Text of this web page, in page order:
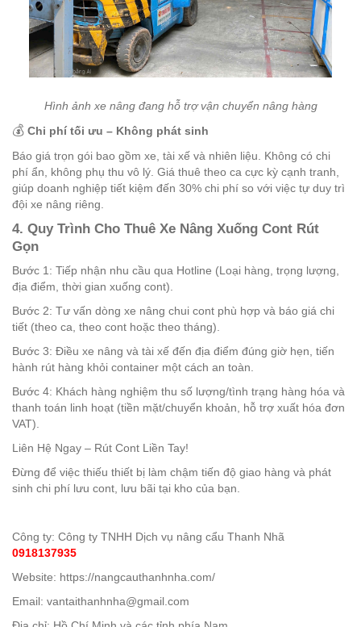
Hình ảnh xe nâng đang hỗ trợ vận chuyển nâng hàng
💰 Chi phí tối ưu – Không phát sinh
Báo giá trọn gói bao gồm xe, tài xế và nhiên liệu. Không có chi
phí ẩn, không phụ thu vô lý. Giá thuê theo ca cực kỳ cạnh tranh,
giúp doanh nghiệp tiết kiệm đến 30% chi phí so với việc tự duy trì
đội xe nâng riêng.
4. Quy Trình Cho Thuê Xe Nâng Xuống Cont Rút
Gọn
Bước 1: Tiếp nhận nhu cầu qua Hotline (Loại hàng, trọng lượng,
địa điểm, thời gian xuống cont).
Bước 2: Tư vấn dòng xe nâng chui cont phù hợp và báo giá chi
tiết (theo ca, theo cont hoặc theo tháng).
Bước 3: Điều xe nâng và tài xế đến địa điểm đúng giờ hẹn, tiến
hành rút hàng khỏi container một cách an toàn.
Bước 4: Khách hàng nghiệm thu số lượng/tình trạng hàng hóa và
thanh toán linh hoạt (tiền mặt/chuyển khoản, hỗ trợ xuất hóa đơn
VAT).
Liên Hệ Ngay – Rút Cont Liền Tay!
Đừng để việc thiếu thiết bị làm chậm tiến độ giao hàng và phát
sinh chi phí lưu cont, lưu bãi tại kho của bạn.
Công ty: Công ty TNHH Dịch vụ nâng cẩu Thanh Nhã
0918137935
Website: https://nangcauthanhnha.com/
Email: vantaithanhnha@gmail.com